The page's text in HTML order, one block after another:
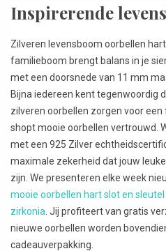
Inspirerende
Zilveren levensboom oorbellen
familieboom brengt balans in je
met een doorsnede van 11 mm
Bijna iedereen kent tegenwoordig
zilveren oorbellen zorgen voor
shopt mooie oorbellen vertrouwd.
met een 925 Zilver
maximale zekerheid dat jouw
zijn. We presenteren elke week
mooie oorbellen hart slot en sleutel
zirkonia . Jij profiteert van gratis
nieuwe oorbellen worden
cadeauverpakking.